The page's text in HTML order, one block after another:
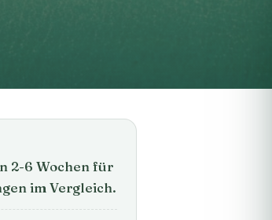
2-6 Wochen für
im Vergleich.